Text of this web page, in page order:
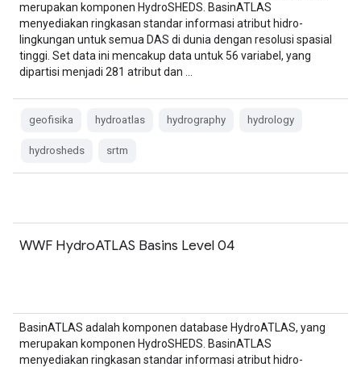
merupakan komponen HydroSHEDS. BasinATLAS
menyediakan ringkasan standar informasi atribut hidro-
lingkungan untuk semua DAS di dunia dengan resolusi spasial
tinggi. Set data ini mencakup data untuk 56 variabel, yang
dipartisi menjadi 281 atribut dan …
geofisika hydroatlas hydrography hydrology
hydrosheds srtm
WWF HydroATLAS Basins Level 04
BasinATLAS adalah komponen database HydroATLAS, yang
merupakan komponen HydroSHEDS. BasinATLAS
menyediakan ringkasan standar informasi atribut hidro-